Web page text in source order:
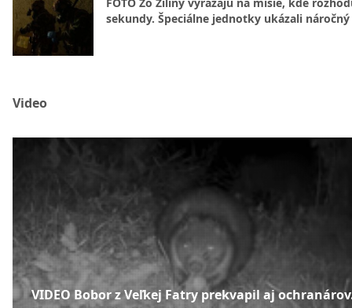
sekundy. Špeciálne jednotky ukázali
Video
VIDEO Bobor z Veľkej Fatry prekvapil aj